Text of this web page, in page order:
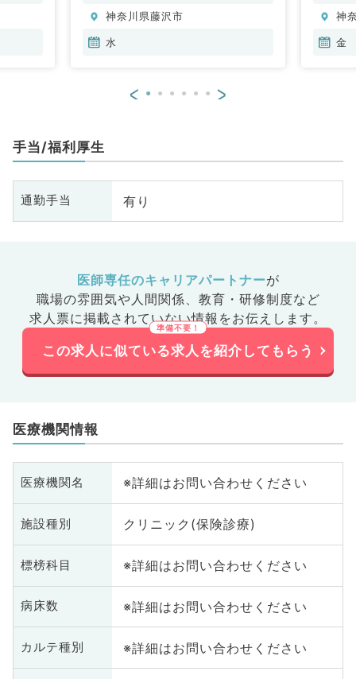
神奈川県藤沢市
水
内
神
金
< >
手当/福利厚生
通勤手当 有り
医師専任のキャリアパートナーが
職場の雰囲気や人間関係、 教育・研修制度など
求人票に掲載されていない情報をお伝えします。
この求人に似ている求人を紹介してもらう
医療機関情報
医療機関名 ※詳細はお問い合わせください
施設種別 クリニック(保険診療)
標榜科目 ※詳細はお問い合わせください
病床数 ※詳細はお問い合わせください
カルテ種別 ※詳細はお問い合わせください